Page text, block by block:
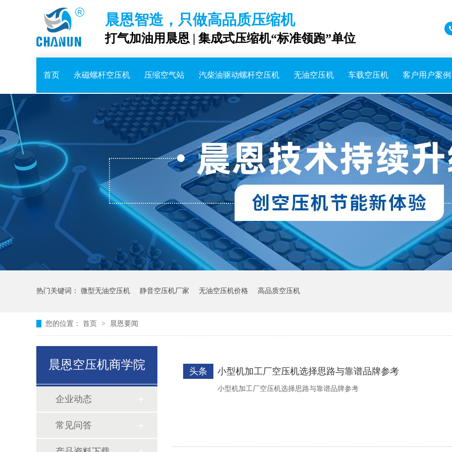
晨恩智造，只做高品质压缩机
打气加油用晨恩 | 集成式压缩机“标准领跑”单位
首页 永磁螺杆空压机 压缩空气站 汽柴油驱动螺杆空压机 无油空压机 车载空压机 客户用户案例
热门关键词： 微型无油空压机 静音空压机厂家 无油空压机价格 高品质空压机
您的位置： 首页 > 晨恩要闻
小型机加工厂空压机选择思路与靠谱品牌参考
头条
小型机加工厂空压机选择思路与靠谱品牌参考
晨恩空压机商学院
企业动态
常见问答